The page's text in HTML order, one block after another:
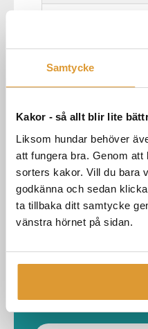
Samtycke
Kakor - så allt blir lite
Liksom hundar behöver
att fungera bra. Genom att
sorters kakor. Vill du bara
godkänna och sedan
ta tillbaka ditt samtycke
vänstra hörnet på sidan.
Få nyheter,